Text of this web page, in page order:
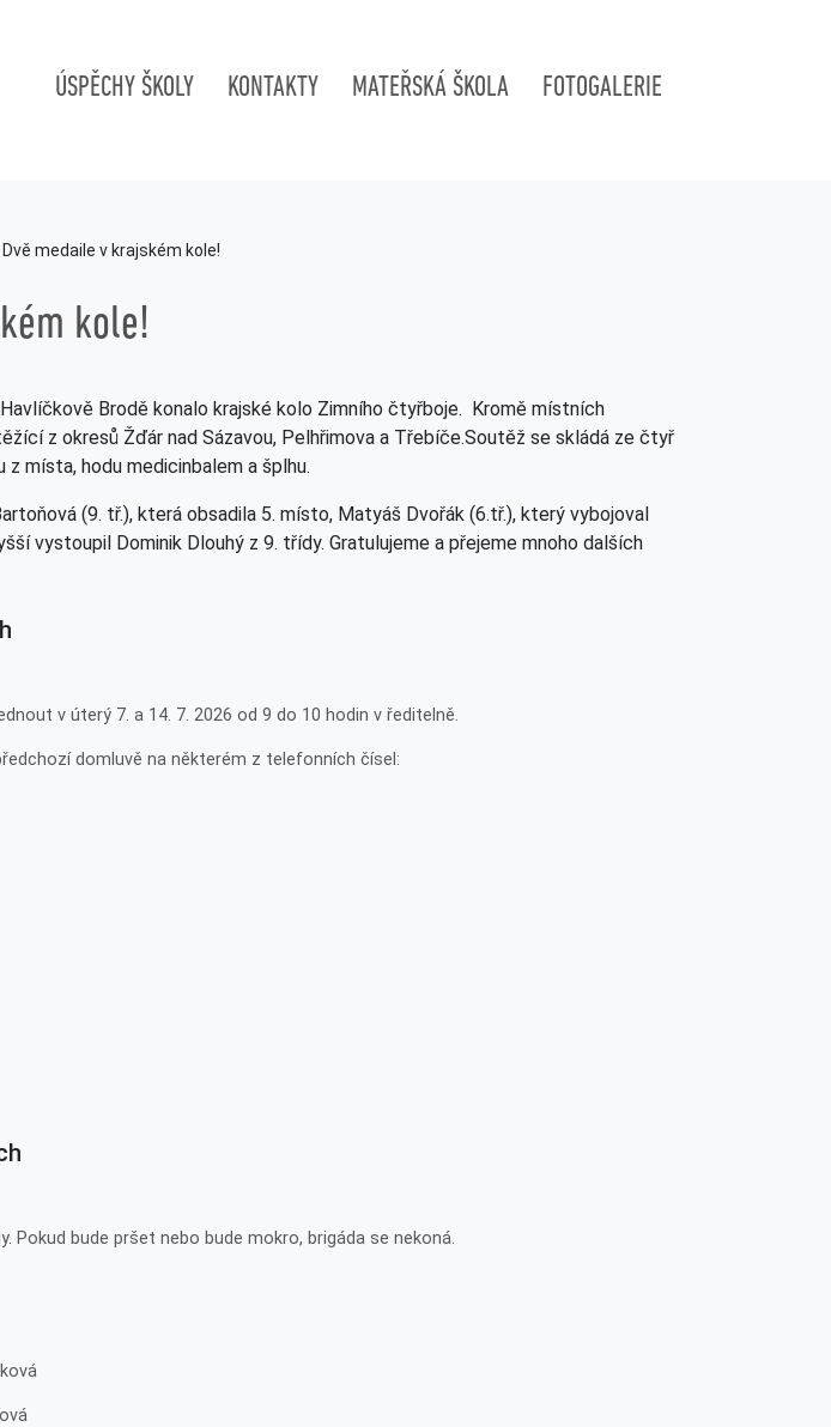
ÚSPĚCHY ŠKOLY KONTAKTY MATEŘSKÁ ŠKOLA FOTOGALERIE
Dvě medaile v krajském kole!
kole!
Brodě konalo krajské kolo Zimního čtyřboje. Kromě místních
z okresů Žďár nad Sázavou, Pelhřimova a Třebíče.Soutěž se skládá ze čtyř
místa, hodu medicinbalem a šplhu.
(9. tř.), která obsadila 5. místo, Matyáš Dvořák (6.tř.), který vybojoval
vystoupil Dominik Dlouhý z 9. třídy. Gratulujeme a přejeme mnoho dalších
v úterý 7. a 14. 7. 2026 od 9 do 10 hodin v ředitelně.
domluvě na některém z telefonních čísel:
Pokud bude pršet nebo bude mokro, brigáda se nekoná.